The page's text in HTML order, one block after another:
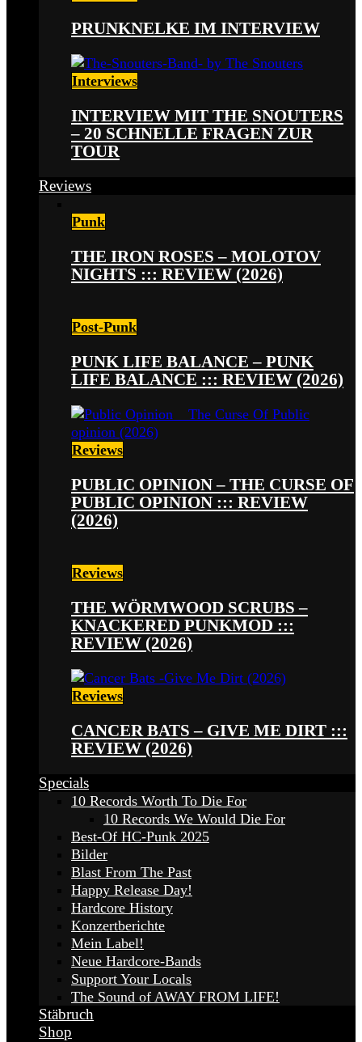
PRUNKNELKE IM INTERVIEW
Interviews
INTERVIEW MIT THE SNOUTERS
– 20 SCHNELLE FRAGEN ZUR
TOUR
Reviews
Punk
THE IRON ROSES – MOLOTOV
NIGHTS ::: REVIEW (2026)
Post-Punk
PUNK LIFE BALANCE – PUNK
LIFE BALANCE ::: REVIEW (2026)
Reviews
PUBLIC OPINION – THE CURSE OF
PUBLIC OPINION ::: REVIEW
(2026)
Reviews
THE WÖRMWOOD SCRUBS –
KNACKERED PUNKMOD :::
REVIEW (2026)
Reviews
CANCER BATS – GIVE ME DIRT :::
REVIEW (2026)
Specials
10 Records Worth To Die For
10 Records We Would Die For
Best-Of HC-Punk 2025
Bilder
Blast From The Past
Happy Release Day!
Hardcore History
Konzertberichte
Mein Label!
Neue Hardcore-Bands
Support Your Locals
The Sound of AWAY FROM LIFE!
Stäbruch
Shop